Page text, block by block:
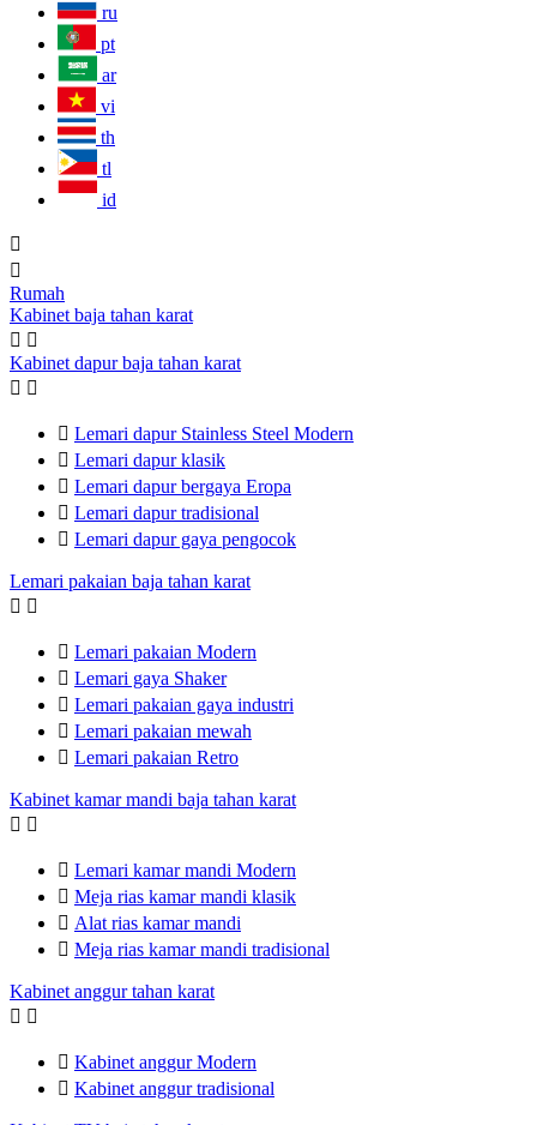
ru
pt
ar
vi
th
tl
id


Rumah
Kabinet baja tahan karat
 
Kabinet dapur baja tahan karat
 
 Lemari dapur Stainless Steel Modern
 Lemari dapur klasik
 Lemari dapur bergaya Eropa
 Lemari dapur tradisional
 Lemari dapur gaya pengocok
Lemari pakaian baja tahan karat
 
 Lemari pakaian Modern
 Lemari gaya Shaker
 Lemari pakaian gaya industri
 Lemari pakaian mewah
 Lemari pakaian Retro
Kabinet kamar mandi baja tahan karat
 
 Lemari kamar mandi Modern
 Meja rias kamar mandi klasik
 Alat rias kamar mandi
 Meja rias kamar mandi tradisional
Kabinet anggur tahan karat
 
 Kabinet anggur Modern
 Kabinet anggur tradisional